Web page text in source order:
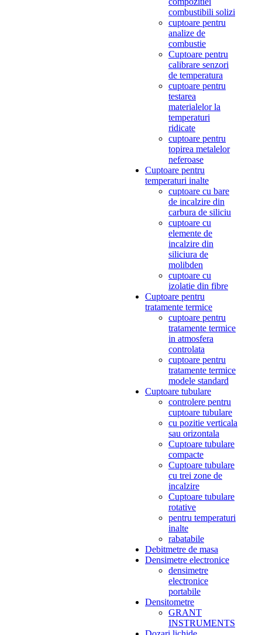
combustibili solizi
cuptoare pentru
analize de
combustie
Cuptoare pentru
calibrare senzori
de temperatura
cuptoare pentru
testarea
materialelor la
temperaturi
ridicate
cuptoare pentru
topirea metalelor
neferoase
Cuptoare pentru
temperaturi inalte
cuptoare cu bare
de incalzire din
carbura de siliciu
cuptoare cu
elemente de
incalzire din
siliciura de
molibden
cuptoare cu
izolatie din fibre
Cuptoare pentru
tratamente termice
cuptoare pentru
tratamente termice
in atmosfera
controlata
cuptoare pentru
tratamente termice
modele standard
Cuptoare tubulare
controlere pentru
cuptoare tubulare
cu pozitie verticala
sau orizontala
Cuptoare tubulare
compacte
Cuptoare tubulare
cu trei zone de
incalzire
Cuptoare tubulare
rotative
pentru temperaturi
inalte
rabatabile
Debitmetre de masa
Densimetre electronice
densimetre
electronice
portabile
Densitometre
GRANT
INSTRUMENTS